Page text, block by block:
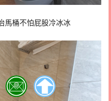
馬桶不怕屁股冷冰冰